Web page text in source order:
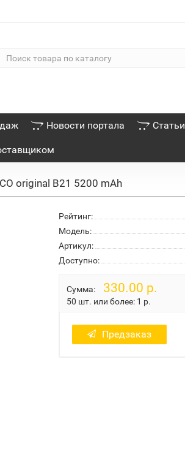
Новости портала Статьи
original B21 5200 mAh
Рейтинг:
Модель:
Артикул:
Доступно:
Сумма: 330.00 р.
50 шт. или более: 1 р.
Предзаказ